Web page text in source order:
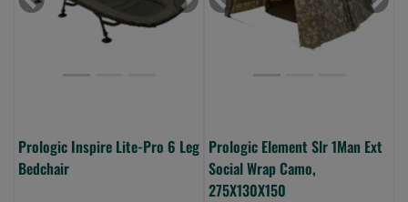
6 Previous Next
Prologic Inspire Lite-Pro 6 Leg
Bedchair
Ext
0)
Previous Next
Prologic Element Slr 1Man Ext
Social Wrap Camo,
275X130X150